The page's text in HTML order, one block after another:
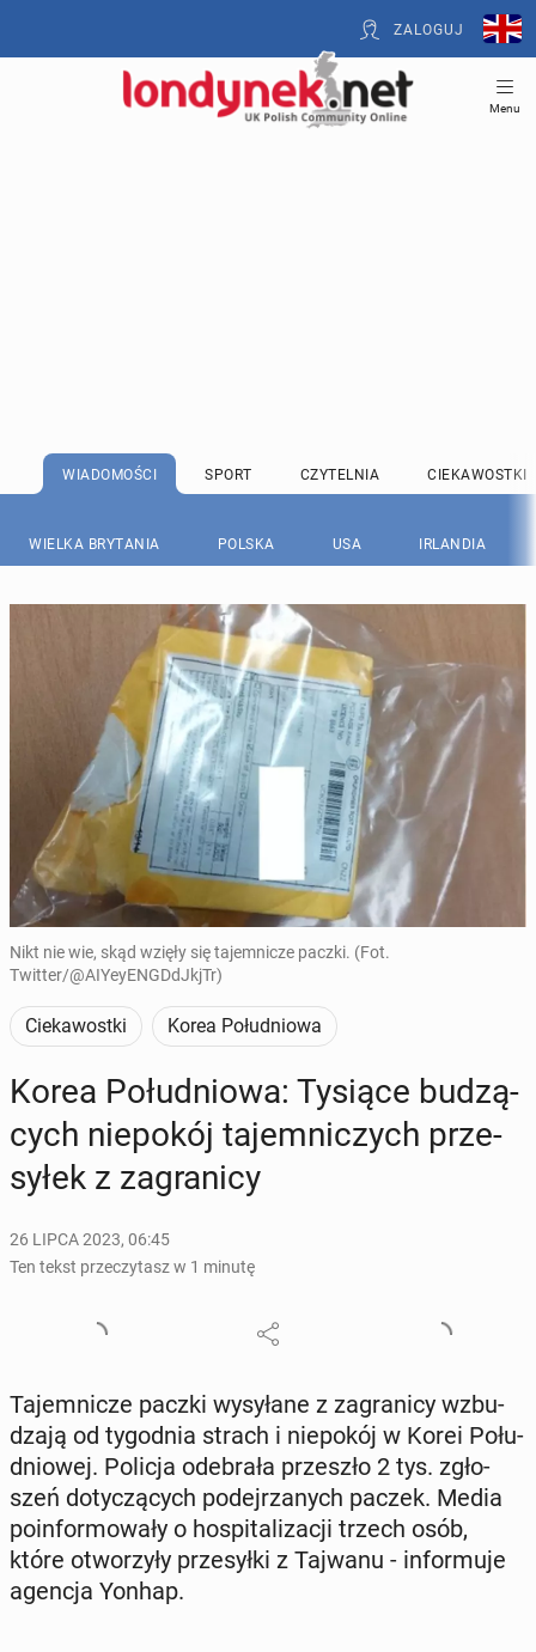
ZALOGUJ
Menu
WIADOMOŚCI SPORT CZYTELNIA CIEKAWOSTKI
WIELKA BRYTANIA POLSKA USA IRLANDIA
Nikt nie wie, skąd wzięły się tajemnicze paczki. (Fot.
Twitter/@AIYeyENGDdJkjTr)
Ciekawostki Korea Południowa
Korea Po­łu­dnio­wa: Tysiące bu­dzą­
cych nie­po­kój ta­jem­ni­czych prze­
sy­łek z za­gra­ni­cy
26 LIPCA 2023, 06:45
Ten tekst przeczytasz w 1 minutę
Ta­jem­ni­cze paczki wy­sy­ła­ne z za­gra­ni­cy wzbu­
dza­ją od ty­go­dnia strach i nie­po­kój w Korei Po­łu­
dnio­wej. Policja ode­bra­ła prze­szło 2 tys. zgło­
szeń do­ty­czą­cych po­dej­rza­nych paczek. Media
po­in­for­mo­wa­ły o ho­spi­ta­li­za­cji trzech osób,
które otwo­rzy­ły prze­sył­ki z Tajwanu - in­for­mu­je
agencja Yonhap.